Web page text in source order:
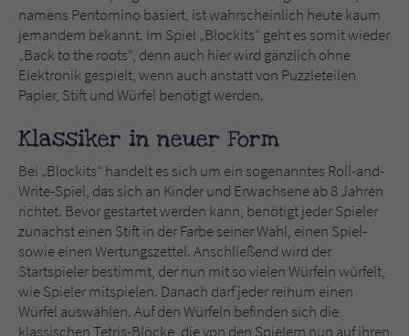
namens Pentomino basiert, ist wahrscheinlich heute kaum
jemandem bekannt. Im Spiel „Blockits“ geht es somit wieder
„Back to the roots“, denn auch hier wird gänzlich ohne
Elektronik gespielt, wenn auch anstatt von Puzzleteilen
Papier, Stift und Würfel benötigt werden.
Klassiker in neuer Form
Bei „Blockits“ handelt es sich um ein sogenanntes Roll-and-
Write-Spiel, das sich an Kinder und Erwachsene ab 8 Jahren
richtet. Bevor gestartet werden kann, benötigt jeder Spieler
zunächst einen Stift in der Farbe seiner Wahl, einen Spiel-
sowie einen Wertungszettel. Anschließend wird der
Startspieler bestimmt, der nun mit so vielen Würfeln würfelt,
wie Spieler mitspielen. Danach darf jeder reihum einen
Würfel auswählen. Auf den Würfeln befinden sich die
klassischen Tetris-Blöcke, die von den Spielern nun auf ihren
Name tx_pwcomments_ahash
Anbieter Literatur-Couch Medien GmbH & Co. KG
Laufzeit 1 Jahr
Zweck Cookie für Kommentare einzelner Buchtitel
Name fe_typo_user
Anbieter Literatur-Couch Medien GmbH & Co. KG
Laufzeit Session